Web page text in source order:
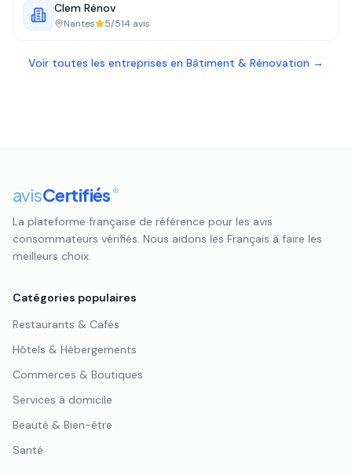
Clem Rénov
Nantes 5/514 avis
Voir toutes les entreprises en Bâtiment & Rénovation →
avisCertifiés ®
La plateforme française de référence pour les avis
consommateurs vérifiés. Nous aidons les Français à faire les
meilleurs choix.
Catégories populaires
Restaurants & Cafés
Hôtels & Hébergements
Commerces & Boutiques
Services à domicile
Beauté & Bien-être
Santé